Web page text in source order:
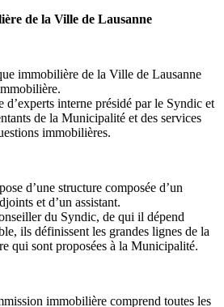
de la Ville de Lausanne
immobilière de la Ville de Lausanne
d’experts interne présidé par le Syndic et
de la Municipalité et des services
immobilières.
d’une structure composée d’un
et d’un assistant.
du Syndic, de qui il dépend
ils définissent les grandes lignes de la
qui sont proposées à la Municipalité.
immobilière comprend toutes les